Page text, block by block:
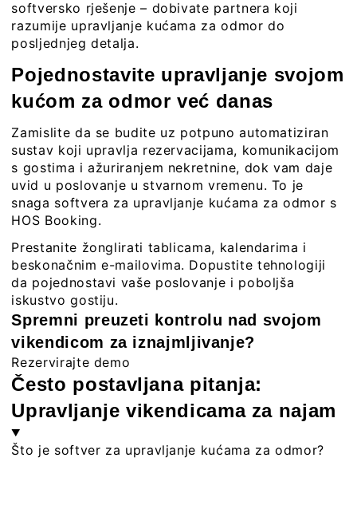
softversko rješenje – dobivate partnera koji
razumije upravljanje kućama za odmor do
posljednjeg detalja.
Pojednostavite upravljanje svojom
kućom za odmor već danas
Zamislite da se budite uz potpuno automatiziran
sustav koji upravlja rezervacijama, komunikacijom
s gostima i ažuriranjem nekretnine, dok vam daje
uvid u poslovanje u stvarnom vremenu. To je
snaga softvera za upravljanje kućama za odmor s
HOS Booking.
Prestanite žonglirati tablicama, kalendarima i
beskonačnim e-mailovima. Dopustite tehnologiji
da pojednostavi vaše poslovanje i poboljša
iskustvo gostiju.
Spremni preuzeti kontrolu nad svojom
vikendicom za iznajmljivanje?
Rezervirajte demo
Često postavljana pitanja:
Upravljanje vikendicama za najam
Što je softver za upravljanje kućama za odmor?